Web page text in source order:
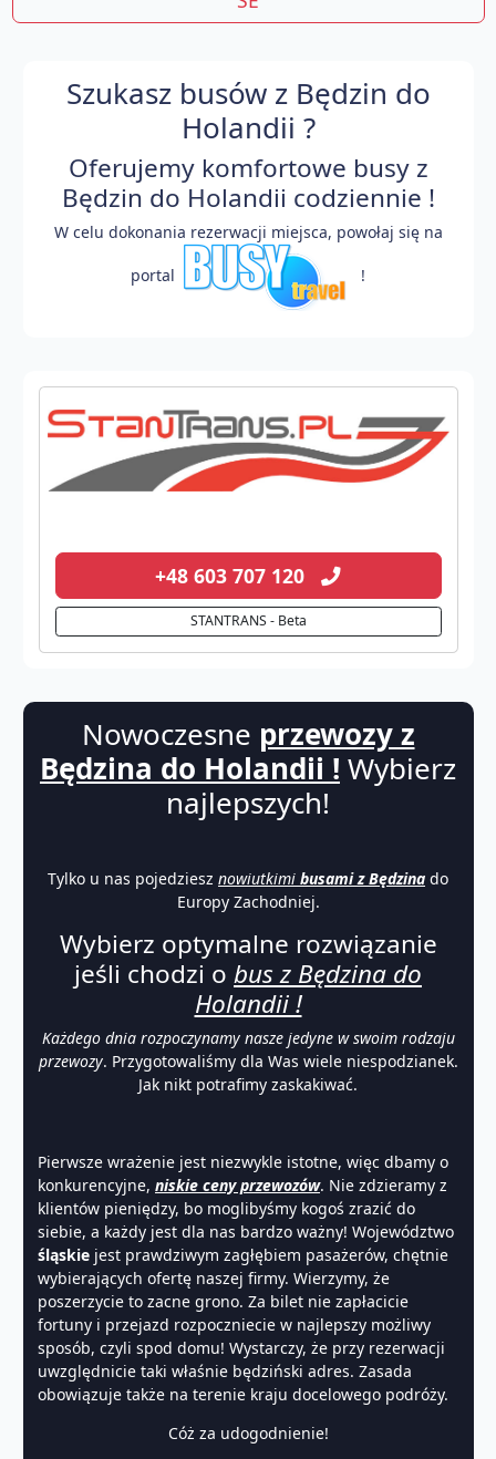
Szukasz busów z Będzin do
Holandii ?
Oferujemy komfortowe busy z
Będzin do Holandii codziennie !
W celu dokonania rezerwacji miejsca, powołaj się na
portal !
+48 603 707 120
STANTRANS - Beta
Nowoczesne przewozy z
Będzina do Holandii ! Wybierz
najlepszych!
Tylko u nas pojedziesz nowiutkimi busami z Będzina do
Europy Zachodniej.
Wybierz optymalne rozwiązanie
jeśli chodzi o bus z Będzina do
Holandii !
Każdego dnia rozpoczynamy nasze jedyne w swoim rodzaju
przewozy. Przygotowaliśmy dla Was wiele niespodzianek.
Jak nikt potrafimy zaskakiwać.
Pierwsze wrażenie jest niezwykle istotne, więc dbamy o
konkurencyjne, niskie ceny przewozów. Nie zdzieramy z
klientów pieniędzy, bo moglibyśmy kogoś zrazić do
siebie, a każdy jest dla nas bardzo ważny! Województwo
śląskie jest prawdziwym zagłębiem pasażerów, chętnie
wybierających ofertę naszej firmy. Wierzymy, że
poszerzycie to zacne grono. Za bilet nie zapłacicie
fortuny i przejazd rozpoczniecie w najlepszy możliwy
sposób, czyli spod domu! Wystarczy, że przy rezerwacji
uwzględnicie taki właśnie będziński adres. Zasada
obowiązuje także na terenie kraju docelowego podróży.
Cóż za udogodnienie!